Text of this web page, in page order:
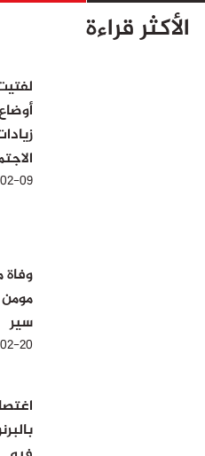
الأكثر قراءة
09
سير
20